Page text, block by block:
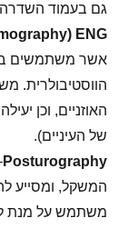
גם בעמוד
ENG)
אשר משתמשים
הווסטיבולרית.
האוזניים, וכן
של העיניים).
Posturography
המשקל, ומסייע
משתמש על מנת